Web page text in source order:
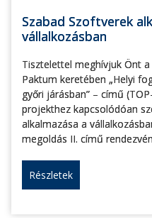
Szabad Szoftverek
vállalkozásban
Tisztelettel meghívjuk Önt
Paktum keretében „Helyi
győri járásban” – című
projekthez kapcsolódóan
alkalmazása a
megoldás II. című
Részletek